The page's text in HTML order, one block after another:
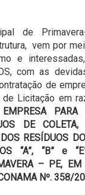
de
vem por
e
com as
de
Licitação em
PARA
DE COLETA,
RESÍDUOS
“A”, “B” e
– PE, EM
Nº. 358/